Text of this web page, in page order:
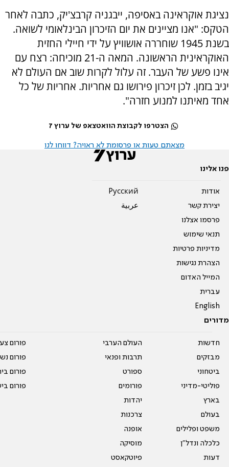
נציגת אוקראינה באסיפה, ייבגניה קרבצ'יק, כתבה לאחר
הטקס: "אנו מציינים את יום הזיכרון הבינלאומי לשואה.
בשנת 1945 שוחררה אושוויץ על ידי חיילי החזית
האוקראינית הראשונה. המאה ה-21 מוכיחה: רצח עם
אינו פשע של העבר. זה עלול לקרות שוב אם העולם לא
יגיב בזמן. לכן זיכרון פירושו גם אחריות. אחריות של כל
אחד מאיתנו למנוע חזרה".
הצטרפו לקבוצת הוואטצאפ של ערוץ 7
מצאתם טעות או פרסומת לא ראויה? דווחו לנו
פנו אלינו
אודות
יצירת קשר
פרסמו אצלנו
תנאי שימוש
מדיניות פרטיות
הצהרת נגישות
המייל האדום
עברית
English
Pусский
عربية
מדורים
חדשות
מבזקים
ביטחוני
פוליטי-מדיני
בארץ
בעולם
משפט ופלילים
כלכלה ונדל"ן
דעות
העולם הערבי
תרבות ופנאי
ספורט
פורומים
יהדות
צרכנות
אופנה
מוסיקה
פיוטקאסט
פורום
פורום
פורום
פורום